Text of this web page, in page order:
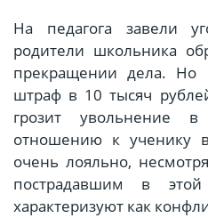
На педагога завели
родители школьника
прекращении дела. Но
штраф в 10 тысяч
грозит
отношению к ученику
очень лояльно,
пострадавшим в
характеризуют как